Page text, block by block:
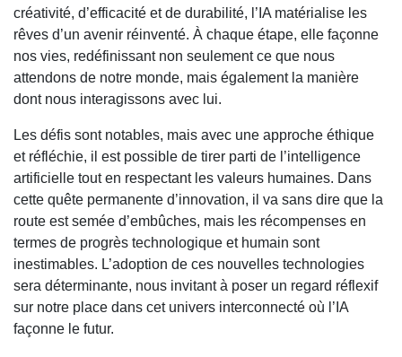
créativité, d’efficacité et de durabilité, l’IA matérialise les
rêves d’un avenir réinventé. À chaque étape, elle façonne
nos vies, redéfinissant non seulement ce que nous
attendons de notre monde, mais également la manière
dont nous interagissons avec lui.
Les défis sont notables, mais avec une approche éthique
et réfléchie, il est possible de tirer parti de l’intelligence
artificielle tout en respectant les valeurs humaines. Dans
cette quête permanente d’innovation, il va sans dire que la
route est semée d’embûches, mais les récompenses en
termes de progrès technologique et humain sont
inestimables. L’adoption de ces nouvelles technologies
sera déterminante, nous invitant à poser un regard réflexif
sur notre place dans cet univers interconnecté où l’IA
façonne le futur.